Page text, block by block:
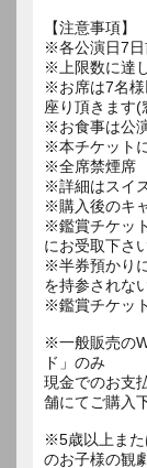
【注意事項】
※各公演日7
※上限数に達
※お席は7名様
座り頂きます(
※お食事は公
※本チケット
※全席禁煙席
※詳細はスイ
※購入後のキ
※鑑賞チケッ
にお受取下さ
※半券預かり
を持参されな
※鑑賞チケッ
※一般販売の
ド」のみ
現金でのお支
舗にてご購入
※5歳以上また
のお子様の観